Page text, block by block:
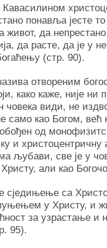
Кавасилином
понавља јесте
живот, да
да расте, да је у
(стр. 90).
отвореним
како каже, није
човека види, не
само као Богом, већ
од
и христоцентричну
љубави, све је у
али као
сједињење са
у Христу, и
за узрастање и
95).